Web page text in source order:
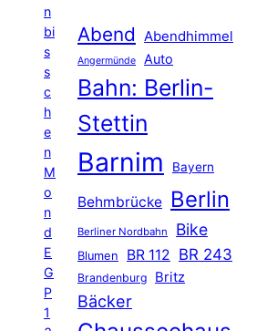
n
bi
s
s
c
h
e
n
M
o
n
d
E
G
P
1
Abend Abendhimmel
Angermünde Auto
Bahn: Berlin-
Stettin
Barnim Bayern
Behmbrücke Berlin
Berliner Nordbahn Bike
Blumen BR 112 BR 243
Brandenburg Britz
Bäcker